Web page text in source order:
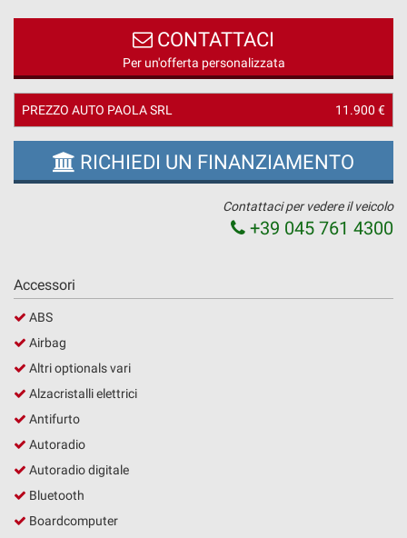
CONTATTACI
Per un'offerta personalizzata
PREZZO AUTO PAOLA SRL 11.900 €
RICHIEDI UN FINANZIAMENTO
Contattaci per vedere il veicolo
+39 045 761 4300
Accessori
ABS
Airbag
Altri optionals vari
Alzacristalli elettrici
Antifurto
Autoradio
Autoradio digitale
Bluetooth
Boardcomputer
questi
tracciamento
si
rimanda
alla
policy.
Puoi
scelte
in
momento.
Cookie necessari